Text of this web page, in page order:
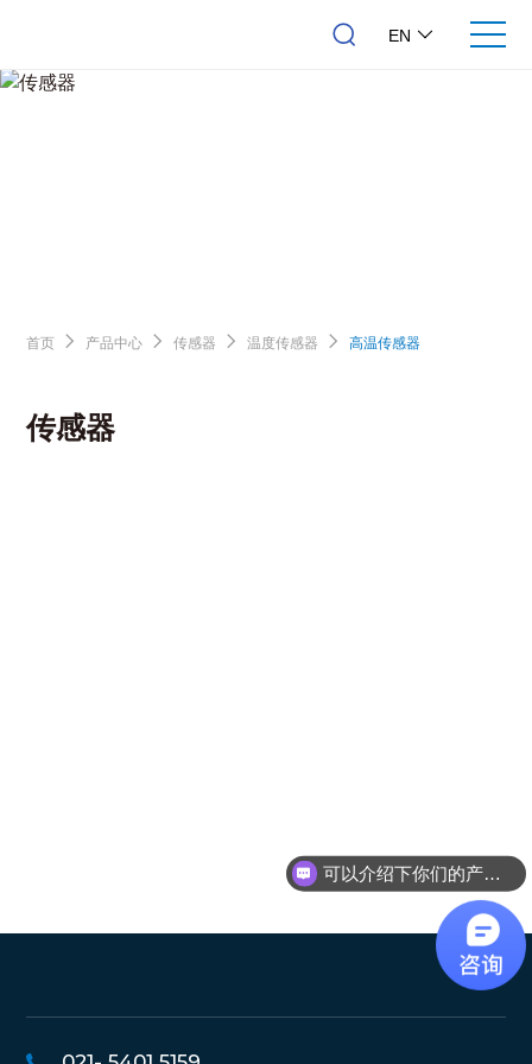
EN
首页 产品中心 传感器 温度传感器 高温传感器
传感器
可以介绍下你们的产品么？